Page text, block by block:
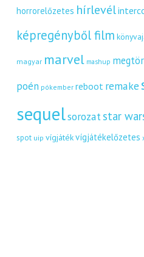
horrorelőzetes hírlevél
képregényből film
magyar marvel mashup
poén pókember reboot remake
sequelsorozatstar
spot uip vígjátékvígjátékelőzetes